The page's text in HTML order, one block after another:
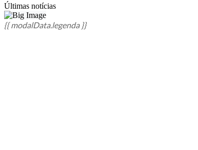
Últimas notícias
{{ modalData.legenda }}